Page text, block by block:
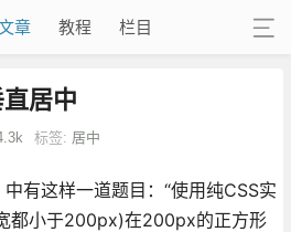
章 教程 栏目
居中
标签: 居中
有这样一道题目：“使用纯CSS实
都小于200px)在200px的正方形